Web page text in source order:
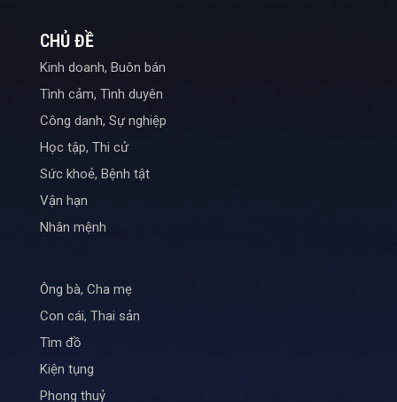
CHỦ ĐỀ
Kinh doanh, Buôn bán
Tình cảm, Tình duyên
Công danh, Sự nghiệp
Học tập, Thi cử
Sức khoẻ, Bệnh tật
Vận hạn
Nhân mệnh
Ông bà, Cha mẹ
Con cái, Thai sản
Tìm đồ
Kiện tụng
Phong thuỷ